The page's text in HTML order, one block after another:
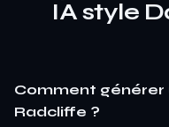
IA style
Comment générer
Radcliffe ?